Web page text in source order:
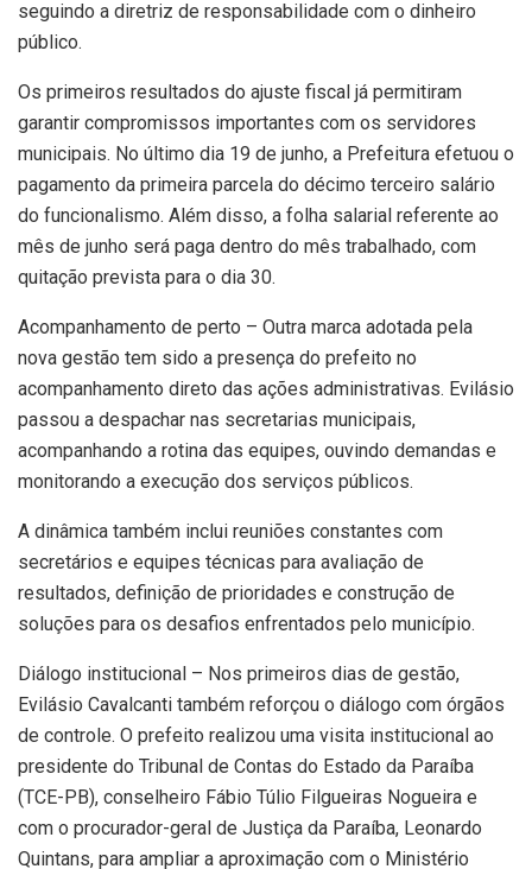
seguindo a diretriz de responsabilidade com o dinheiro
público.
Os primeiros resultados do ajuste fiscal já permitiram
garantir compromissos importantes com os servidores
municipais. No último dia 19 de junho, a Prefeitura efetuou o
pagamento da primeira parcela do décimo terceiro salário
do funcionalismo. Além disso, a folha salarial referente ao
mês de junho será paga dentro do mês trabalhado, com
quitação prevista para o dia 30.
Acompanhamento de perto – Outra marca adotada pela
nova gestão tem sido a presença do prefeito no
acompanhamento direto das ações administrativas. Evilásio
passou a despachar nas secretarias municipais,
acompanhando a rotina das equipes, ouvindo demandas e
monitorando a execução dos serviços públicos.
A dinâmica também inclui reuniões constantes com
secretários e equipes técnicas para avaliação de
resultados, definição de prioridades e construção de
soluções para os desafios enfrentados pelo município.
Diálogo institucional – Nos primeiros dias de gestão,
Evilásio Cavalcanti também reforçou o diálogo com órgãos
de controle. O prefeito realizou uma visita institucional ao
presidente do Tribunal de Contas do Estado da Paraíba
(TCE-PB), conselheiro Fábio Túlio Filgueiras Nogueira e
com o procurador-geral de Justiça da Paraíba, Leonardo
Quintans, para ampliar a aproximação com o Ministério